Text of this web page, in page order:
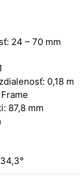
24 – 70 mm
0,18 m
87,8 mm